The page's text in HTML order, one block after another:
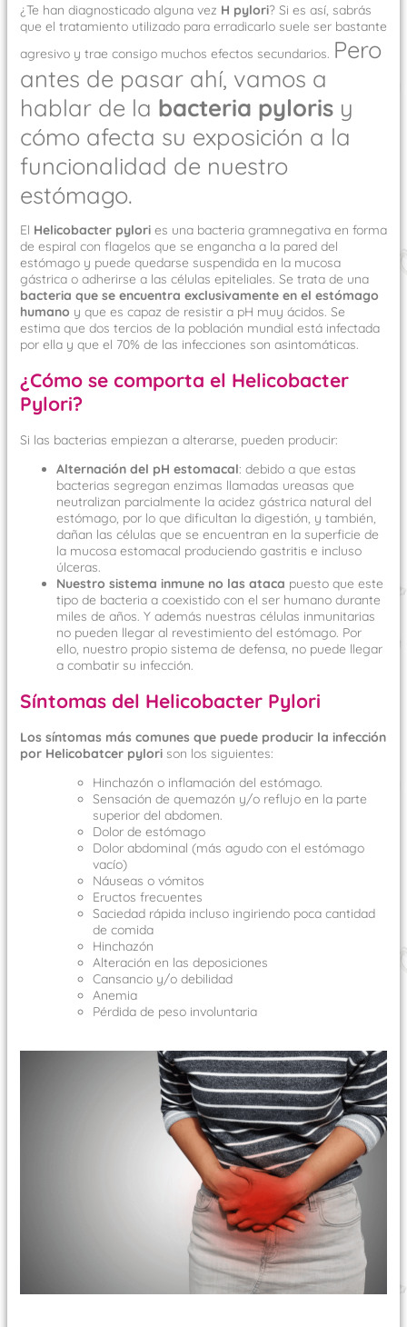
¿Te han diagnosticado alguna vez H pylori? Si es así, sabrás
que el tratamiento utilizado para erradicarlo suele ser bastante
agresivo y trae consigo muchos efectos secundarios. Pero
antes de pasar ahí, vamos a
hablar de la bacteria pyloris y
cómo afecta su exposición a la
funcionalidad de nuestro
estómago.
El Helicobacter pylori es una bacteria gramnegativa en forma
de espiral con flagelos que se engancha a la pared del
estómago y puede quedarse suspendida en la mucosa
gástrica o adherirse a las células epiteliales. Se trata de una
bacteria que se encuentra exclusivamente en el estómago
humano y que es capaz de resistir a pH muy ácidos. Se
estima que dos tercios de la población mundial está infectada
por ella y que el 70% de las infecciones son asintomáticas.
¿Cómo se comporta el Helicobacter
Pylori?
Si las bacterias empiezan a alterarse, pueden producir:
Alternación del pH estomacal: debido a que estas
bacterias segregan enzimas llamadas ureasas que
neutralizan parcialmente la acidez gástrica natural del
estómago, por lo que dificultan la digestión, y también,
dañan las células que se encuentran en la superficie de
la mucosa estomacal produciendo gastritis e incluso
úlceras.
Nuestro sistema inmune no las ataca puesto que este
tipo de bacteria a coexistido con el ser humano durante
miles de años. Y además nuestras células inmunitarias
no pueden llegar al revestimiento del estómago. Por
ello, nuestro propio sistema de defensa, no puede llegar
a combatir su infección.
Síntomas del Helicobacter Pylori
Los síntomas más comunes que puede producir la infección
por Helicobatcer pylori son los siguientes:
Hinchazón o inflamación del estómago.
Sensación de quemazón y/o reflujo en la parte
superior del abdomen.
Dolor de estómago
Dolor abdominal (más agudo con el estómago
vacío)
Náuseas o vómitos
Eructos frecuentes
Saciedad rápida incluso ingiriendo poca cantidad
de comida
Hinchazón
Alteración en las deposiciones
Cansancio y/o debilidad
Anemia
Pérdida de peso involuntaria